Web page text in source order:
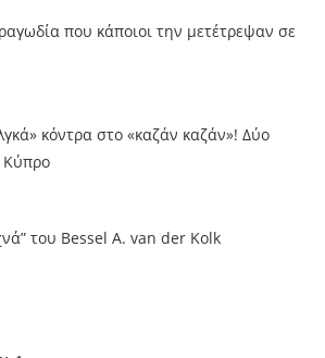
που κάποιοι την μετέτρεψαν σε
κόντρα στο «καζάν καζάν»! Δύο
Κύπρο
του Bessel A. van der Kolk